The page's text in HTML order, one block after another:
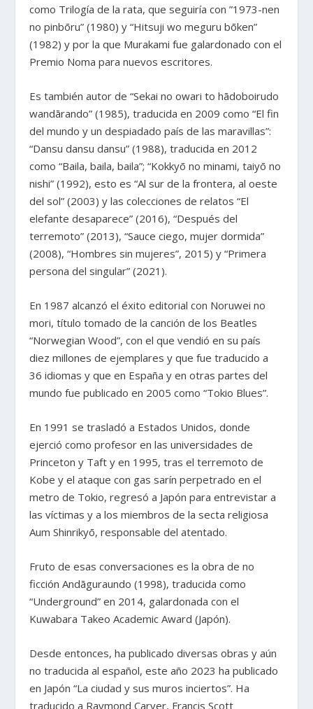
como Trilogía de la rata, que seguiría con ”1973-nen
no pinbōru” (1980) y “Hitsuji wo meguru bōken”
(1982) y por la que Murakami fue galardonado con el
Premio Noma para nuevos escritores.
Es también autor de “Sekai no owari to hādoboirudo
wandārando” (1985), traducida en 2009 como “El fin
del mundo y un despiadado país de las maravillas”:
“Dansu dansu dansu” (1988), traducida en 2012
como “Baila, baila, baila”; “Kokkyō no minami, taiyō no
nishi” (1992), esto es “Al sur de la frontera, al oeste
del sol” (2003) y las colecciones de relatos “El
elefante desaparece” (2016), “Después del
terremoto” (2013), “Sauce ciego, mujer dormida”
(2008), “Hombres sin mujeres”, 2015) y “Primera
persona del singular” (2021).
En 1987 alcanzó el éxito editorial con Noruwei no
mori, título tomado de la canción de los Beatles
“Norwegian Wood”, con el que vendió en su país
diez millones de ejemplares y que fue traducido a
36 idiomas y que en España y en otras partes del
mundo fue publicado en 2005 como “Tokio Blues”.
En 1991 se trasladó a Estados Unidos, donde
ejerció como profesor en las universidades de
Princeton y Taft y en 1995, tras el terremoto de
Kobe y el ataque con gas sarín perpetrado en el
metro de Tokio, regresó a Japón para entrevistar a
las víctimas y a los miembros de la secta religiosa
Aum Shinrikyō, responsable del atentado.
Fruto de esas conversaciones es la obra de no
ficción Andāguraundo (1998), traducida como
“Underground” en 2014, galardonada con el
Kuwabara Takeo Academic Award (Japón).
Desde entonces, ha publicado diversas obras y aún
no traducida al español, este año 2023 ha publicado
en Japón “La ciudad y sus muros inciertos”. Ha
traducido a Raymond Carver, Francis Scott